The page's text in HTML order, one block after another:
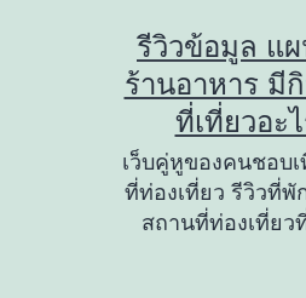
รีวิวข้อมูล แ
ร้านอาหาร มี
ที่เที่ยวอะ
เว็บคู่หูของคนชอบ
ที่ท่องเที่ยว รีวิวที่พั
สถานที่ท่องเที่ยว